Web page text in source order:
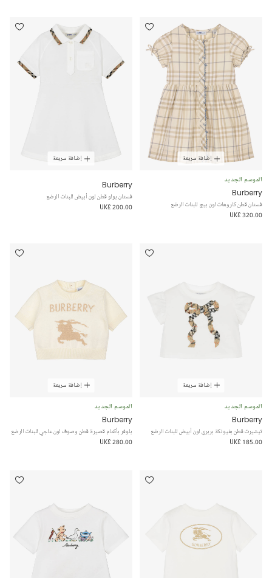
إضافة سريعة
الموسم الجديد
Burberry
فستان قطن كاروهات لون بيج للبنات الرضع
UK£ 320.00
إضافة سريعة
Burberry
فستان بولو قطن لون أبيض للبنات الرضع
UK£ 200.00
إضافة سريعة
الموسم الجديد
Burberry
تيشيرت قطن بفيونكة بربري لون أبيض للبنات الرضع
UK£ 185.00
إضافة سريعة
الموسم الجديد
Burberry
بلوفر بأكمام قصيرة قطن وصوف لون عاجي للبنات الرضع
UK£ 280.00